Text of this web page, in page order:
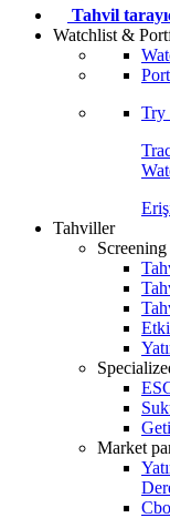
Tahvil
Watchlist &
Try
Tahviller
Market